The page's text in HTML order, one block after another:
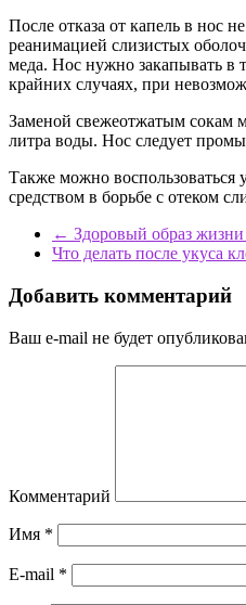
После отказа от капель в нос
реанимацией слизистых
меда. Нос нужно закапывать в
крайних случаях, при
Заменой свежеотжатым сокам
литра воды. Нос следует
Также можно
средством в борьбе с отеком
← Здоровый образ
Что делать после укуса
Добавить комментарий
Ваш e-mail не будет
Комментарий
Имя *
E-mail *